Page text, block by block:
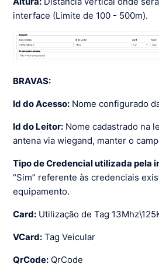
interface (Limite de 100 - 500m).
BRAVAS:
Id do Acesso: Nome configurado
Id do Leitor: Nome cadastrado na
antena via wiegand, manter o
Tipo de Credencial utilizada pela
“Sim” referente às credenciais
equipamento.
Card: Utilização de Tag
VCard: Tag Veicular
QrCode: QrCode